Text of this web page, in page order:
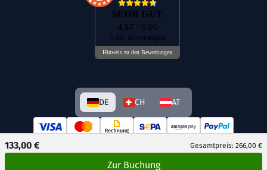
133,00 € Gesamtpreis: 266,00 €
Zur Buchung
SEHR GUT
4.57 / 5.00
5.347 Bewertungen
Hinweis zu den Bewertungen
DE CH AT
© GetAway Travel GmbH 2026 Alle Rechte vorbehalten.